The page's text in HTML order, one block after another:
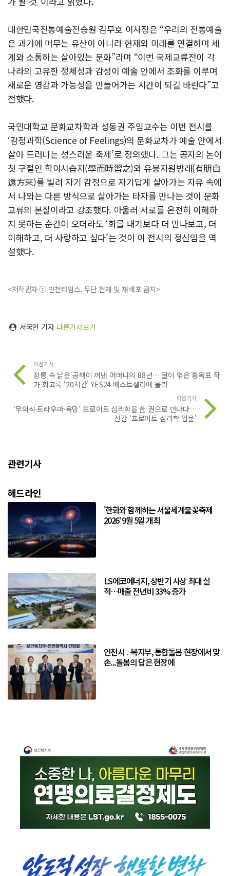
대한민국전통예술전승원 김무호 이사장은 “우리의 전통예술
은 과거에 머무는 유산이 아니라 현재와 미래를 연결하며 세
계와 소통하는 살아있는 문화”라며 “이번 국제교류전이 각
나라의 고유한 정체성과 감성이 예술 안에서 조화를 이루며
새로운 영감과 가능성을 만들어가는 시간이 되길 바란다”고
전했다.
국민대학교 문화교차학과 성동권 주임교수는 이번 전시를
‘감정과학(Science of Feelings)의 문화교차가 예술 안에서
살아 드러나는 성스러운 축제’로 정의했다. 그는 공자의 논어
첫 구절인 학이시습지(學而時習之)와 유붕자원방래(有朋自
遠方來)를 빌려 자기 감정으로 자기답게 살아가는 자유 속에
서 나와는 다른 방식으로 살아가는 타자를 만나는 것이 문화
교류의 본질이라고 강조했다. 아울러 서로를 온전히 이해하
지 못하는 순간이 오더라도 ‘화를 내기보다 더 만나보고, 더
이해하고, 더 사랑하고 싶다’는 것이 이 전시의 정신임을 역
설했다.
<저작권자 ⓒ 인천타임스, 무단 전재 및 재배포 금지>
서국현 기자 다른기사보기
이전기사
장롱 속 낡은 공책이 꺼낸 어머니의 88년… 딸이 엮은 홍옥표 작
가 회고록 ‘20시간’ YES24 베스트셀러에 올라
다음기사
‘무의식·트라우마·욕망’ 프로이트 심리학을 한 권으로 만나다…
신간 ‘프로이트 심리학 입문’
관련기사
헤드라인
'한화와 함께하는 서울세계불꽃축제
2026' 9월 5일 개최
LS에코에너지, 상반기 사상 최대 실
적…매출 전년비 33% 증가
인천시 ․ 복지부, 통합돌봄 현장에서 맞
손...돌봄의 답은 현장에